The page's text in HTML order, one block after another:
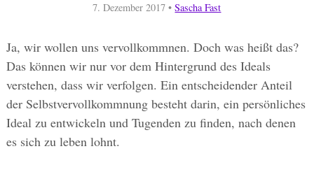
7. Dezember 2017 •Sascha Fast
Ja, wir wollen uns vervollkommnen. Doch was heißt das?
Das können wir nur vor dem Hintergrund des Ideals
verstehen, dass wir verfolgen. Ein entscheidender Anteil
der Selbstvervollkommnung besteht darin, ein persönliches
Ideal zu entwickeln und Tugenden zu finden, nach denen
es sich zu leben lohnt.